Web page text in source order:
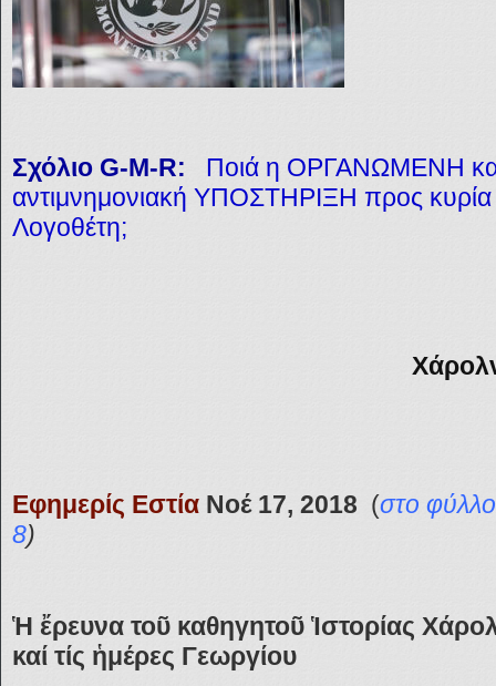
Σχόλιο G-M-R:
Ποιά η ΟΡΓΑΝΩΜΕΝΗ
αντιμνημονιακή ΥΠΟΣΤΗΡΙΞΗ προς κυρία
Λογοθέτη;
Εφημερίς Εστία Νοέ 17, 2018 (στο
8)
Ἡ ἔρευνα τοῦ καθηγητοῦ Ἱστορίας
καί τίς ἡμέρες Γεωργίου